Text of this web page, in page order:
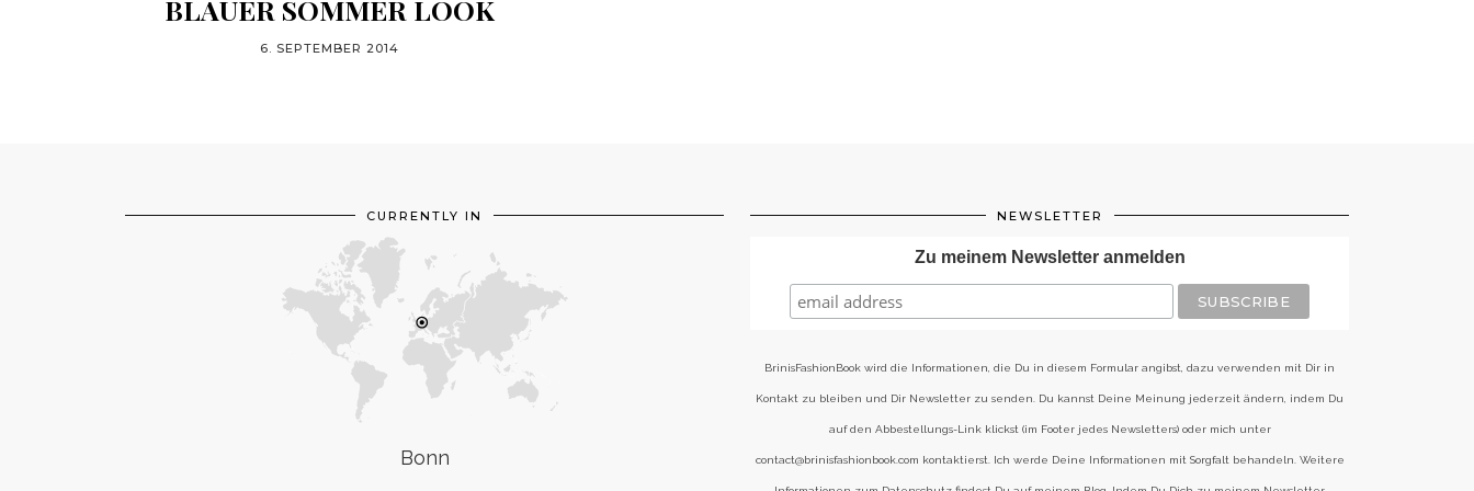
BLAUER SOMMER LOOK
6. SEPTEMBER 2014
CURRENTLY IN
Bonn
NEWSLETTER
Zu meinem Newsletter anmelden
BrinisFashionBook wird die Informationen, die Du in diesem Formular angibst, dazu verwenden mit Dir in
Kontakt zu bleiben und Dir Newsletter zu senden. Du kannst Deine Meinung jederzeit ändern, indem Du
auf den Abbestellungs-Link klickst (im Footer jedes Newsletters) oder mich unter
contact@brinisfashionbook.com kontaktierst. Ich werde Deine Informationen mit Sorgfalt behandeln. Weitere